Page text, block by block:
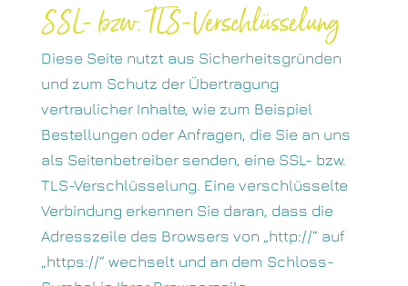
SSL- bzw. TLS-Verschlüsselung
Diese Seite nutzt aus Sicherheitsgründen
und zum Schutz der Übertragung
vertraulicher Inhalte, wie zum Beispiel
Bestellungen oder Anfragen, die Sie an uns
als Seitenbetreiber senden, eine SSL- bzw.
TLS-Verschlüsselung. Eine verschlüsselte
Verbindung erkennen Sie daran, dass die
Adresszeile des Browsers von „http://“ auf
„https://“ wechselt und an dem Schloss-